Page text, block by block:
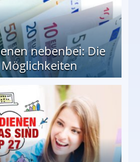
nebenbei: Die